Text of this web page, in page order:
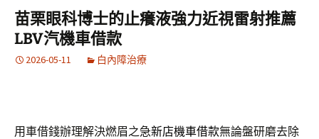
要
內
容
鍵
字:
苗栗眼科博士的止癢液強力近視雷射推薦
LBV汽機車借款
2026-05-11 白內障治療
用車借錢辦理解決燃眉之急新店機車借款無論盤研磨去除